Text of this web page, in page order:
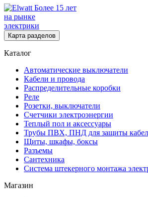
Более 15 лет
на рынке
электрики
Карта разделов
Каталог
Автоматические выключатели
Кабели и провода
Распределительные коробки
Реле
Розетки, выключатели
Счетчики электроэнергии
Теплый пол и аксессуары
Трубы ПВХ, ПНД для защиты
Щиты, шкафы, боксы
Разъемы
Сантехника
Система штекерного монтажа
Магазин